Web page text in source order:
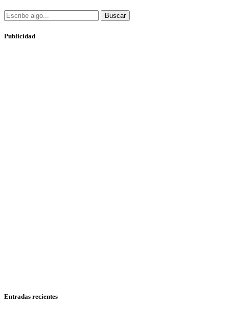
Buscar
Publicidad
Entradas recientes